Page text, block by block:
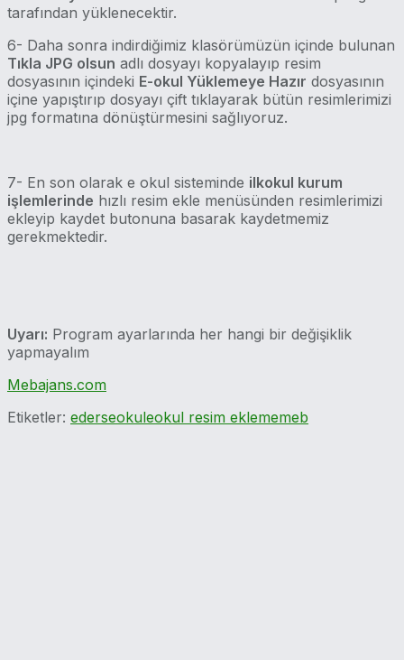
tarafından yüklenecektir.
6- Daha sonra indirdiğimiz klasörümüzün içinde bulunan
Tıkla JPG olsun adlı dosyayı kopyalayıp resim
dosyasının içindeki E-okul Yüklemeye Hazır dosyasının
içine yapıştırıp dosyayı çift tıklayarak bütün resimlerimizi
jpg formatına dönüştürmesini sağlıyoruz.
7- En son olarak e okul sisteminde ilkokul kurum
işlemlerinde hızlı resim ekle menüsünden resimlerimizi
ekleyip kaydet butonuna basarak kaydetmemiz
gerekmektedir.
Uyarı: Program ayarlarında her hangi bir değişiklik
yapmayalım
Mebajans.com
Etiketler: ederseokuleokul resim eklememeb